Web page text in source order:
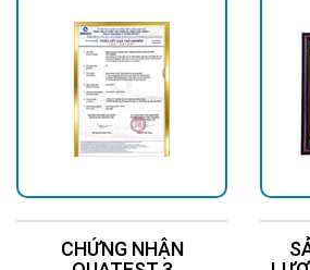
CHỨNG NHẬN